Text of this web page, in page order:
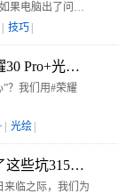
果电脑出了问
就给大家推荐几
修电脑不再求别
技巧
Pro+光影写真
？我们用#荣耀
光绘
这些坑315都救不
来临之际，我们为